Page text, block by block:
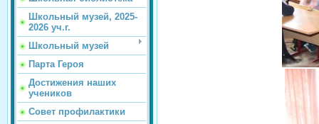
Школьный музей, 2025-
2026 уч.г.
Школьный музей
Парта Героя
Достижения наших
учеников
Совет профилактики